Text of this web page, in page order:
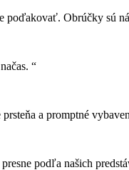
poďakovať. Obrúčky sú
“
a promptné
podľa našich